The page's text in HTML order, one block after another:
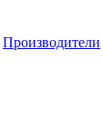
Производители